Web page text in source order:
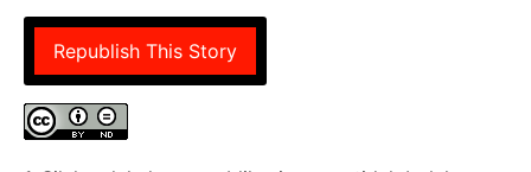
Republish This Story